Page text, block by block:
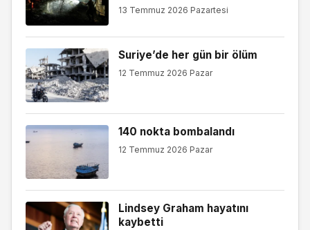
13 Temmuz 2026 Pazartesi
Suriye’de her gün bir ölüm
12 Temmuz 2026 Pazar
140 nokta bombalandı
12 Temmuz 2026 Pazar
Lindsey Graham hayatını
kaybetti